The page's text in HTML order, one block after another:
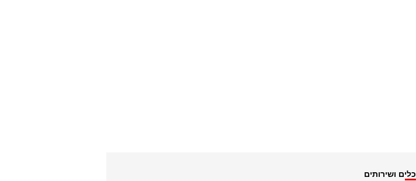
כלים ושירותים